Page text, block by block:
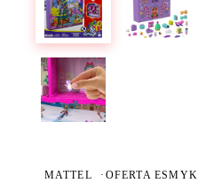
MATTEL · OFERTA ESMYK